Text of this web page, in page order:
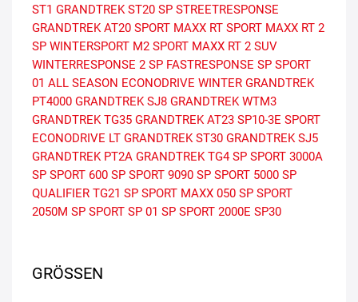
ST1 GRANDTREK ST20 SP STREETRESPONSE
GRANDTREK AT20 SPORT MAXX RT SPORT MAXX RT 2
SP WINTERSPORT M2 SPORT MAXX RT 2 SUV
WINTERRESPONSE 2 SP FASTRESPONSE SP SPORT
01 ALL SEASON ECONODRIVE WINTER GRANDTREK
PT4000 GRANDTREK SJ8 GRANDTREK WTM3
GRANDTREK TG35 GRANDTREK AT23 SP10-3E SPORT
ECONODRIVE LT GRANDTREK ST30 GRANDTREK SJ5
GRANDTREK PT2A GRANDTREK TG4 SP SPORT 3000A
SP SPORT 600 SP SPORT 9090 SP SPORT 5000 SP
QUALIFIER TG21 SP SPORT MAXX 050 SP SPORT
2050M SP SPORT SP 01 SP SPORT 2000E SP30
GRÖSSEN